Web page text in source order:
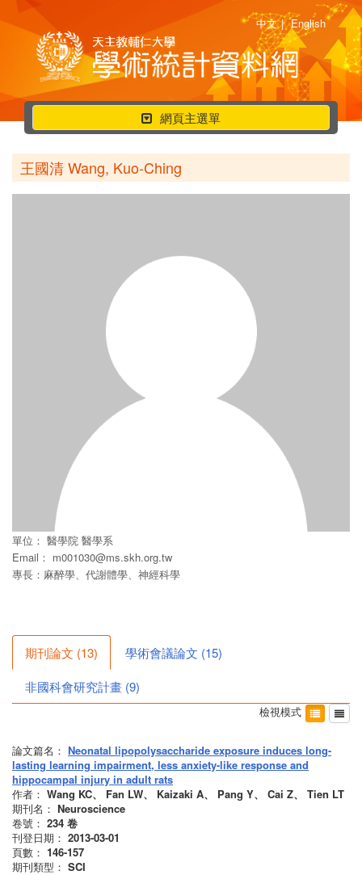
中文 | English
行
動
選
單
網頁主選單
王國清 Wang, Kuo-Ching
單位： 醫學院 醫學系
Email： m001030@ms.skh.org.tw
專長：麻醉學、代謝體學、神經科學
期刊論文 (13) 學術會議論文 (15)
非國科會研究計畫 (9)
檢視模式
論文篇名： Neonatal lipopolysaccharide exposure induces long-
lasting learning impairment, less anxiety-like response and
hippocampal injury in adult rats
作者： Wang KC、 Fan LW、 Kaizaki A、 Pang Y、 Cai Z、 Tien LT
期刊名： Neuroscience
卷號： 234 卷
刊登日期： 2013-03-01
頁數： 146-157
期刊類型： SCI